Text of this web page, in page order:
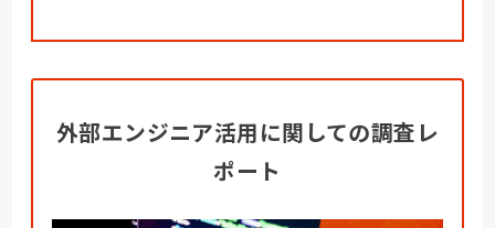
外部エンジニア活用に関しての調査レ
ポート